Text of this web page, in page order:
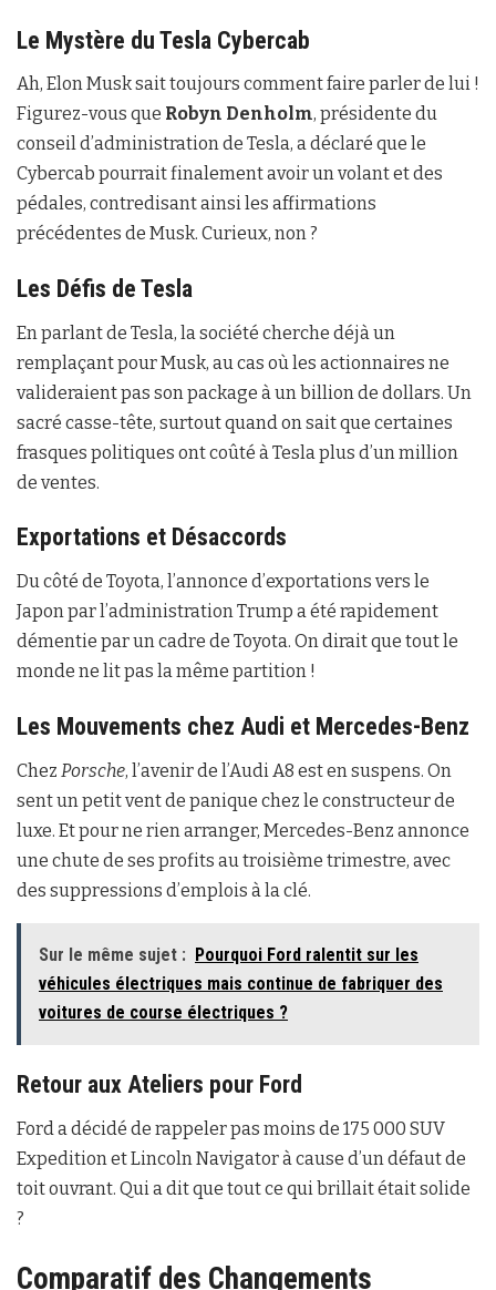
Le Mystère du Tesla Cybercab
Ah, Elon Musk sait toujours comment faire parler de lui !
Figurez-vous que Robyn Denholm, présidente du
conseil d’administration de Tesla, a déclaré que le
Cybercab pourrait finalement avoir un volant et des
pédales, contredisant ainsi les affirmations
précédentes de Musk. Curieux, non ?
Les Défis de Tesla
En parlant de Tesla, la société cherche déjà un
remplaçant pour Musk, au cas où les actionnaires ne
valideraient pas son package à un billion de dollars. Un
sacré casse-tête, surtout quand on sait que certaines
frasques politiques ont coûté à Tesla plus d’un million
de ventes.
Exportations et Désaccords
Du côté de Toyota, l’annonce d’exportations vers le
Japon par l’administration Trump a été rapidement
démentie par un cadre de Toyota. On dirait que tout le
monde ne lit pas la même partition !
Les Mouvements chez Audi et Mercedes-Benz
Chez Porsche, l’avenir de l’Audi A8 est en suspens. On
sent un petit vent de panique chez le constructeur de
luxe. Et pour ne rien arranger, Mercedes-Benz annonce
une chute de ses profits au troisième trimestre, avec
des suppressions d’emplois à la clé.
Sur le même sujet : Pourquoi Ford ralentit sur les
véhicules électriques mais continue de fabriquer des
voitures de course électriques ?
Retour aux Ateliers pour Ford
Ford a décidé de rappeler pas moins de 175 000 SUV
Expedition et Lincoln Navigator à cause d’un défaut de
toit ouvrant. Qui a dit que tout ce qui brillait était solide
?
Comparatif des Changements